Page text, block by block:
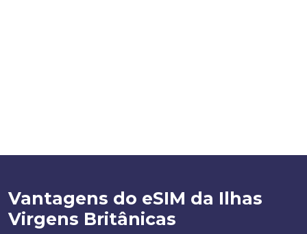
Vantagens do eSIM da Ilhas
Virgens Britânicas